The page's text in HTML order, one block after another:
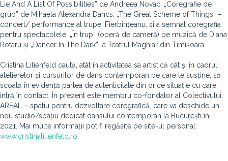
Lie And A List Of Possibilities” de Andreea Novac, „Coregrafie de
grup” de Mihaela Alexandra Dancs, „The Great Scheme of Things” –
concert/ performance al trupei Fierbințeanu, și a semnat coregrafia
pentru spectacolele: „În trup” (operă de cameră) pe muzică de Diana
Rotaru și „Dancer In The Dark” la Teatrul Maghiar din Timișoara.
Cristina Lilienfeld caută, atât în activitatea sa artistică cât și în cadrul
atelierelor și cursurilor de dans contemporan pe care le susține, să
scoată în evidență partea de autenticitate din orice situație cu care
intră în contact. În prezent este membru co-fondator al Colectivului
AREAL – spatiu pentru dezvoltare coregrafică, care va deschide un
nou studio/spațiu dedicat dansului contemporan la București în
2021. Mai multe informații pot fi regăsite pe site-ul personal:
www.cristinalilienfeld.ro